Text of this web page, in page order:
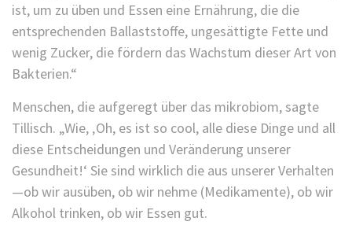
ist, um zu üben und Essen eine Ernährung, die die
entsprechenden Ballaststoffe, ungesättigte Fette und
wenig Zucker, die fördern das Wachstum dieser Art von
Bakterien.“
Menschen, die aufgeregt über das mikrobiom, sagte
Tillisch. „Wie, ‚Oh, es ist so cool, alle diese Dinge und all
diese Entscheidungen und Veränderung unserer
Gesundheit!‘ Sie sind wirklich die aus unserer Verhalten
—ob wir ausüben, ob wir nehme (Medikamente), ob wir
Alkohol trinken, ob wir Essen gut.